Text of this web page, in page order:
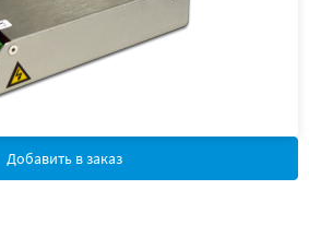
Добавить в заказ